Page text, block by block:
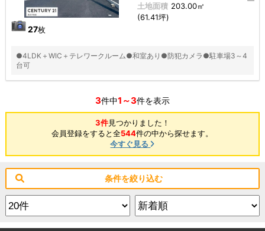
27枚
土地面積 203.00㎡
(61.41坪)
●4LDK＋WIC＋テレワークルーム●和室あり●防犯カメラ●駐車場3～4
台可
3件中1～3件を表示
3件見つかりました！
会員登録をすると全544件の中から探せます。
今すぐ見る
条件を絞り込む